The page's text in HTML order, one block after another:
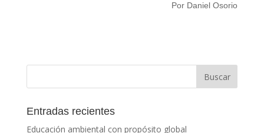
Por Daniel Osorio
Entradas recientes
Educación ambiental con propósito global